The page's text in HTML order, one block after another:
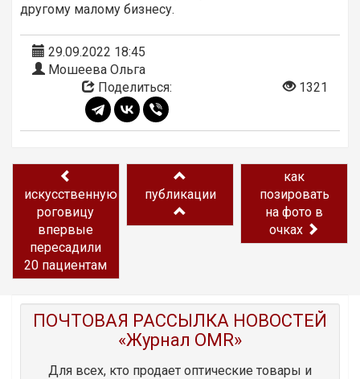
другому малому бизнесу.
29.09.2022 18:45
Мошеева Ольга
Поделиться:
1321
искусственную
роговицу
впервые
пересадили
20 пациентам
публикации
как
позировать
на фото в
очках
ПОЧТОВАЯ РАССЫЛКА НОВОСТЕЙ
«Журнал OMR»
Для всех, кто продает оптические товары и